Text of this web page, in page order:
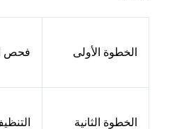
الخطوة الأولى فحص
الخطوة الثانية